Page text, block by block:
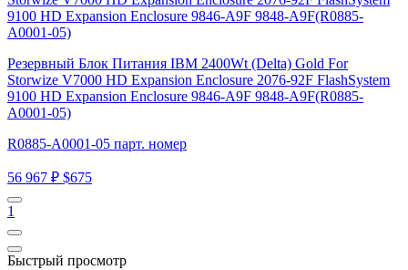
Резервный Блок Питания IBM 2400Wt (Delta) Gold For
Storwize V7000 HD Expansion Enclosure 2076-92F FlashSystem
9100 HD Expansion Enclosure 9846-A9F 9848-A9F(R0885-
A0001-05)
R0885-A0001-05 парт. номер
56 967 ₽ $675
1
Быстрый просмотр